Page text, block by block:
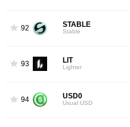
92 STABLE
Stable
93 LIT
Lighter
94 USD0
Usual USD